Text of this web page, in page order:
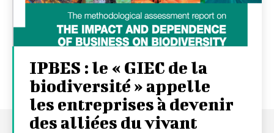
IPBES : le « GIEC de la
biodiversité » appelle
les entreprises à devenir
des alliées du vivant